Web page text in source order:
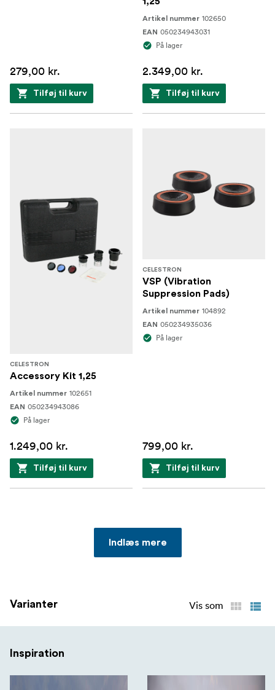
279,00 kr.
Tilføj til kurv
Artikel nummer 102650
EAN 050234943031
På lager
2.349,00 kr.
Tilføj til kurv
CELESTRON
Accessory Kit 1,25
Artikel nummer 102651
EAN 050234943086
På lager
1.249,00 kr.
Tilføj til kurv
CELESTRON
VSP (Vibration
Suppression Pads)
Artikel nummer 104892
EAN 050234935036
På lager
799,00 kr.
Tilføj til kurv
Indlæs mere
Varianter Vis som
Inspiration